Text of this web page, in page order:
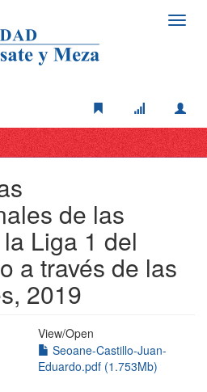
de las
Liga 1 del
a través de las
2019
View/Open
Seoane-Castillo-Juan-
Eduardo.pdf (1.753Mb)